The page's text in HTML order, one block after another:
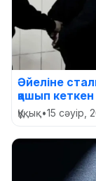
Әйеліне
қашып кеткен
Құқық•15 сәуір,